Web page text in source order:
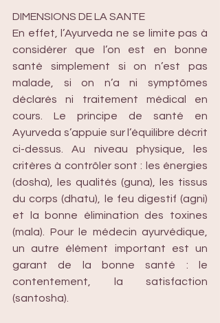
DIMENSIONS DE LA SANTE
En effet, l’Ayurveda ne se limite pas à
considérer que l’on est en bonne
santé simplement si on n’est pas
malade, si on n’a ni symptômes
déclarés ni traitement médical en
cours. Le principe de santé en
Ayurveda s’appuie sur l’équilibre décrit
ci-dessus. Au niveau physique, les
critères à contrôler sont : les énergies
(dosha), les qualités (guna), les tissus
du corps (dhatu), le feu digestif (agni)
et la bonne élimination des toxines
(mala). Pour le médecin ayurvédique,
un autre élément important est un
garant de la bonne santé : le
contentement, la satisfaction
(santosha).